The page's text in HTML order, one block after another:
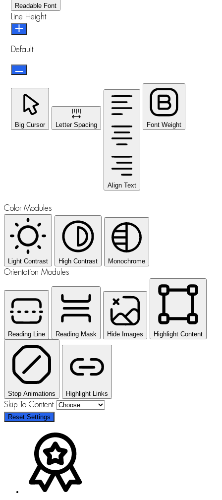
Readable Font
Line Height
Default
Big Cursor Letter Spacing
Align Text
Font Weight
Color Modules
Light Contrast High Contrast Monochrome
Orientation Modules
Reading Line Reading Mask Hide Images Highlight Content
Stop Animations Highlight Links
Skip To Content
Reset Settings